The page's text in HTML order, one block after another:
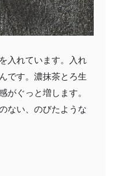
入れています。入れ
です。濃抹茶とろ生
がぐっと増します。
ない、のびたような